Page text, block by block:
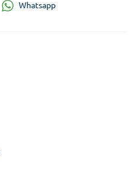
Whatsapp